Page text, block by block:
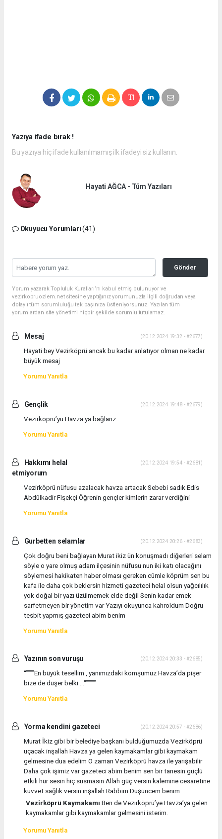
Yazıya ifade bırak !
Bu yazıya hiç ifade kullanılmamış ilk ifadeyi siz kullanın.
Hayati AĞCA - Tüm Yazıları
Okuyucu Yorumları(41)
Gönder
Yorum yazarak Topluluk Kuralları’nı kabul etmiş bulunuyor ve
vezirkopruozlem.net sitesine yaptığınız yorumunuzla ilgili doğrudan veya
dolaylı tüm sorumluluğu tek başınıza üstleniyorsunuz. Yazılan tüm
yorumlardan site yönetimi hiçbir şekilde sorumlu tutulamaz.
Mesaj (20.12.2024 19:32 - #2677)
Hayati bey Vezirköprü ancak bu kadar anlatıyor olman ne kadar
büyük mesaj
Yorumu Yanıtla
Gençlik (20.12.2024 19:48 - #2679)
Vezirköprü’yü Havza ya bağlarız
Yorumu Yanıtla
Hakkımı helal
etmiyorum
(20.12.2024 19:54 - #2681)
Vezirköprü nüfusu azalacak havza artacak Sebebi sadık Edis
Abdülkadir Fişekçi Öğrenin gençler kimlerin zarar verdiğini
Yorumu Yanıtla
Gurbetten selamlar (20.12.2024 20:26 - #2683)
Çok doğru beni bağlayan Murat ikiz ün konuşmadı diğerleri selam
söyle o yare olmuş adam ilçesinin nüfusu nun iki katı olacağını
söylemesi hakikaten haber olması gereken cümle köprüm sen bu
kafa ile daha çok beklersin hizmeti gazeteci helal olsun yağcılılık
yok doğal bir yazı üzülmemek elde değil Senin kadar emek
sarfetmeyen bir yönetim var Yazıyı okuyunca kahroldum Doğru
tesbit yapmış gazeteci abim benim
Yorumu Yanıtla
Yazının son vuruşu (20.12.2024 20:33 - #2685)
“””””En büyük tesellim , yanımızdaki komşumuz Havza’da pişer
bize de düşer belki …"”””””
Yorumu Yanıtla
Yorma kendini gazeteci (20.12.2024 20:57 - #2686)
Murat İkiz gibi bir belediye başkanı bulduğumuzda Vezirköprü
uçacak inşallah Havza ya gelen kaymakamlar gibi kaymakam
gelmesine dua edelim O zaman Vezirköprü havza ile yarışabilir
Daha çok işimiz var gazeteci abim benim sen bir tanesin güçlü
etkili hür sesin hiç susmasın Allah güç versin kalemine cesaretine
kuvvet sağlık versin inşallah Rabbim Düşüncem benim
Vezirköprü Kaymakamı Ben de Vezirköprü’ye Havza’ya gelen
kaymakamlar gibi kaymakamlar gelmesini isterim.
Yorumu Yanıtla